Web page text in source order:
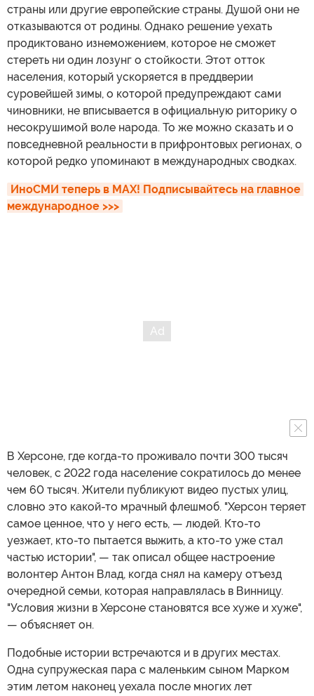
страны или другие европейские страны. Душой они не
отказываются от родины. Однако решение уехать
продиктовано изнеможением, которое не сможет
стереть ни один лозунг о стойкости. Этот отток
населения, который ускоряется в преддверии
суровейшей зимы, о которой предупреждают сами
чиновники, не вписывается в официальную риторику о
несокрушимой воле народа. То же можно сказать и о
повседневной реальности в прифронтовых регионах, о
которой редко упоминают в международных сводках.
ИноСМИ теперь в MAX! Подписывайтесь на главное
международное >>>
В Херсоне, где когда-то проживало почти 300 тысяч
человек, с 2022 года население сократилось до менее
чем 60 тысяч. Жители публикуют видео пустых улиц,
словно это какой-то мрачный флешмоб. "Херсон теряет
самое ценное, что у него есть, — людей. Кто-то
уезжает, кто-то пытается выжить, а кто-то уже стал
частью истории", — так описал общее настроение
волонтер Антон Влад, когда снял на камеру отъезд
очередной семьи, которая направлялась в Винницу.
"Условия жизни в Херсоне становятся все хуже и хуже",
— объясняет он.
Подобные истории встречаются и в других местах.
Одна супружеская пара с маленьким сыном Марком
этим летом наконец уехала после многих лет